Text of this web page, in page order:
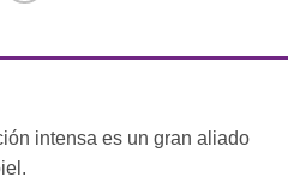
intensa es un gran aliado